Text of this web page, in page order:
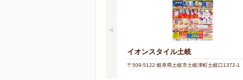
イオンスタイル土岐
〒509-5122 岐阜県土岐市土岐津町土岐口1372-1